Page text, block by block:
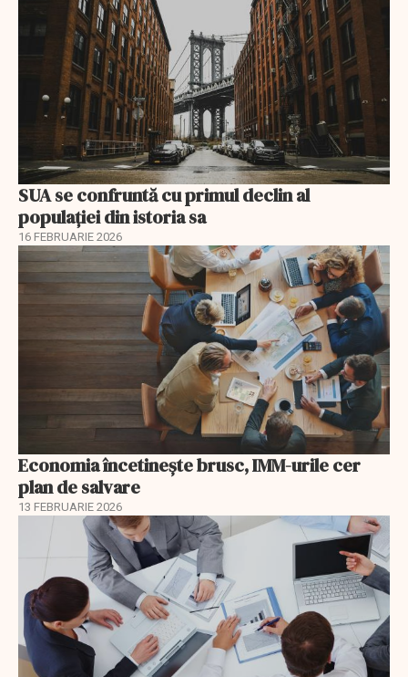
SUA se confruntă cu primul declin al
populației din istoria sa
16 FEBRUARIE 2026
Economia încetinește brusc, IMM-urile cer
plan de salvare
13 FEBRUARIE 2026